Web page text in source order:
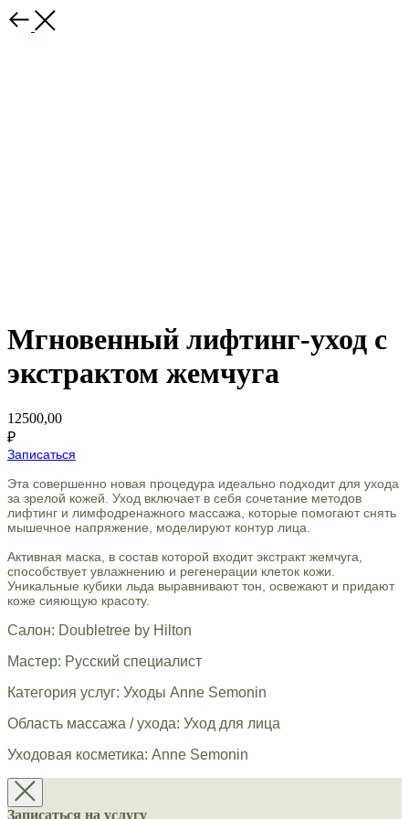
Мгновенный лифтинг-уход с
экстрактом жемчуга
12500,00
₽
Записаться
Эта совершенно новая процедура идеально подходит для ухода
за зрелой кожей. Уход включает в себя сочетание методов
лифтинг и лимфодренажного массажа, которые помогают снять
мышечное напряжение, моделируют контур лица.
Активная маска, в состав которой входит экстракт жемчуга,
способствует увлажнению и регенерации клеток кожи.
Уникальные кубики льда выравнивают тон, освежают и придают
коже сияющую красоту.
Салон: Doubletree by Hilton
Мастер: Русский специалист
Категория услуг: Уходы Anne Semonin
Область массажа / ухода: Уход для лица
Уходовая косметика: Anne Semonin
Записаться на услугу